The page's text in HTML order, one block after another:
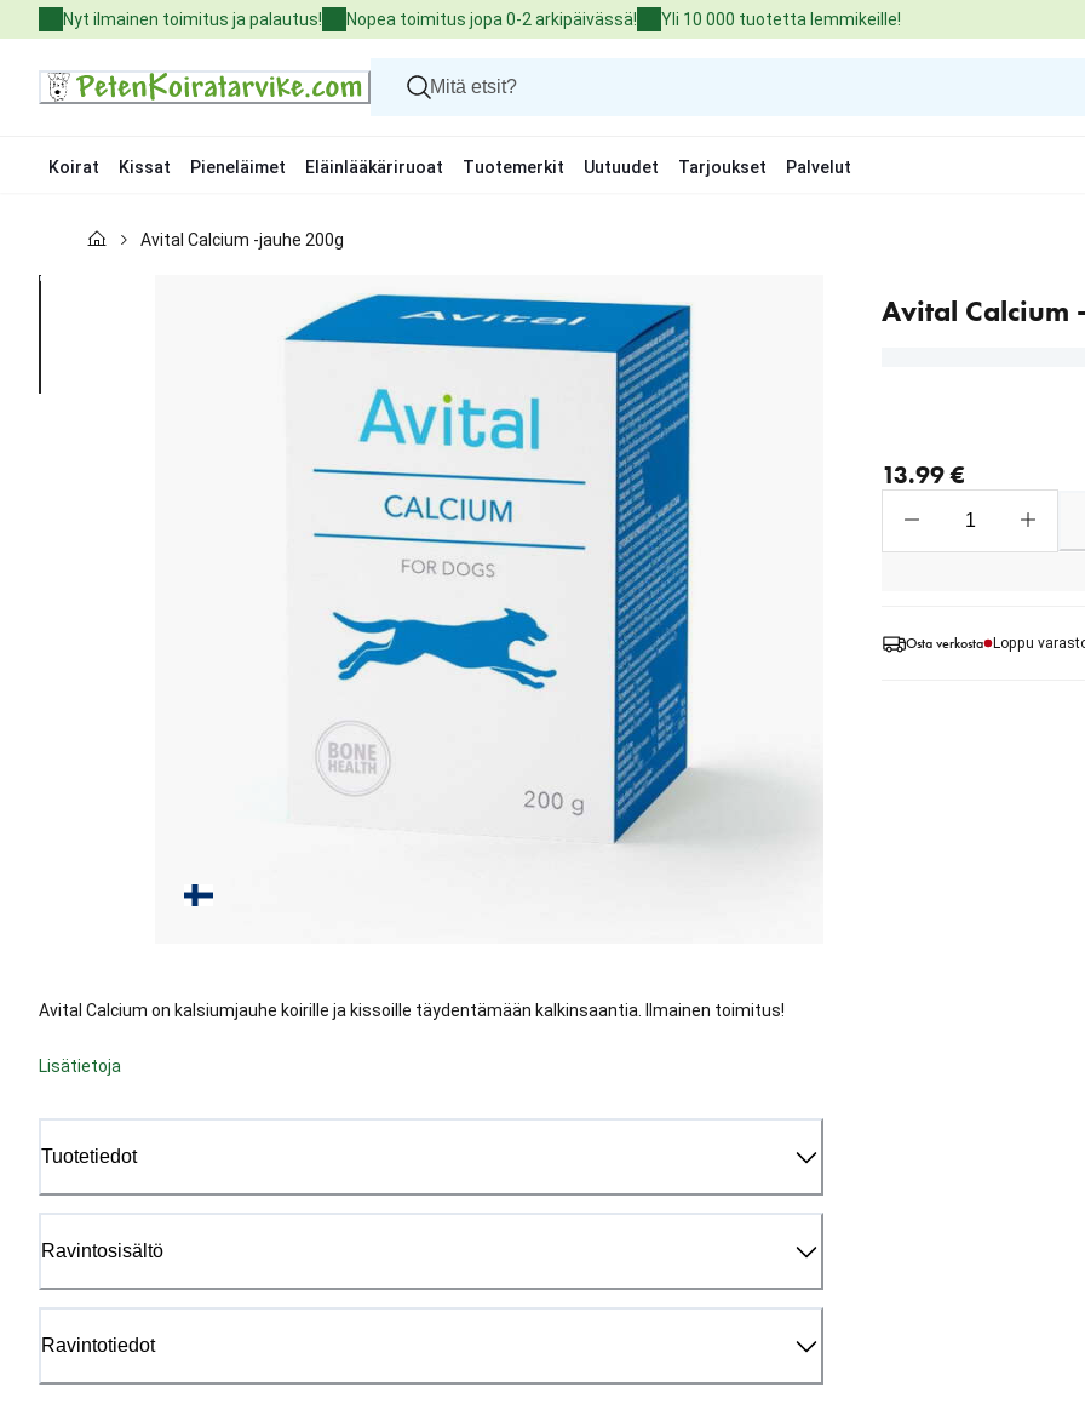
to
Nyt ilmainen toimitus ja palautus! Nopea toimitus jopa 0-2 arkipäivässä! Yli 10 000 tuotetta lemmikeille!
Koirat Kissat Pieneläimet Eläinlääkäriruoat Tuotemerkit Uutuudet Tarjoukset Palvelut
Kissat
Avital Calcium -jauhe 200g
Avital Calcium
Avital Calcium on kalsiumjauhe koirille ja kissoille täydentämään kalkinsaantia. Ilmainen toimitus!
Lisätietoja
Tuotetiedot
Ravintosisältö
Ravintotiedot
13.99 €
Osta verkosta Loppu